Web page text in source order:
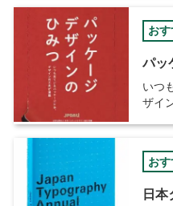
お
パッ
いつ
ザイ
お
日